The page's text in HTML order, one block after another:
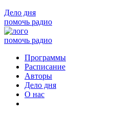
Дело дня
помочь радио
помочь радио
Программы
Расписание
Авторы
Дело дня
О нас